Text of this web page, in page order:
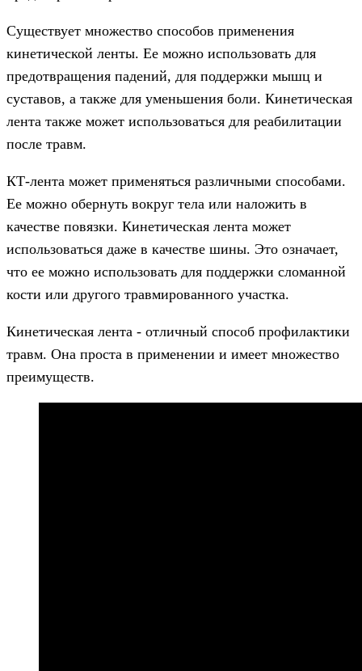
Существует множество способов применения
кинетической ленты. Ее можно использовать для
предотвращения падений, для поддержки мышц и
суставов, а также для уменьшения боли. Кинетическая
лента также может использоваться для реабилитации
после травм.
КТ-лента может применяться различными способами.
Ее можно обернуть вокруг тела или наложить в
качестве повязки. Кинетическая лента может
использоваться даже в качестве шины. Это означает,
что ее можно использовать для поддержки сломанной
кости или другого травмированного участка.
Кинетическая лента - отличный способ профилактики
травм. Она проста в применении и имеет множество
преимуществ.